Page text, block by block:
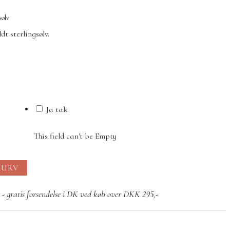
sterlingsølv.
Ja tak
This field can't be Empty
gratis forsendelse i DK ved køb over DKK 295,-